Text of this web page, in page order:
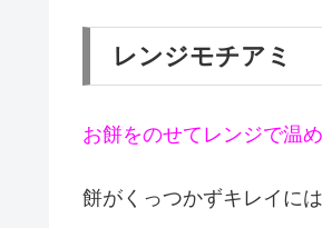
レンジモチアミ
お餅をのせてレンジで温
餅がくっつかずキレイには